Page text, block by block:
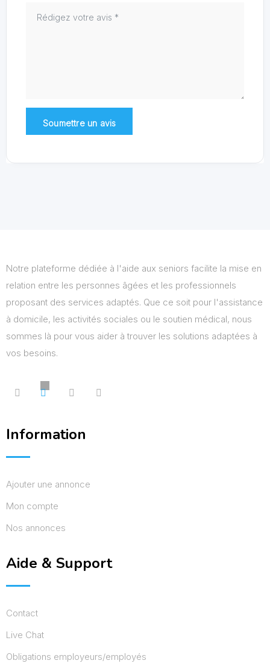
Notre plateforme dédiée à l'aide aux seniors facilite la mise en
relation entre les personnes âgées et les professionnels
proposant des services adaptés. Que ce soit pour l'assistance
à domicile, les activités sociales ou le soutien médical, nous
sommes là pour vous aider à trouver les solutions adaptées à
vos besoins.
Information
Ajouter une annonce
Mon compte
Nos annonces
Aide & Support
Contact
Live Chat
Obligations employeurs/employés